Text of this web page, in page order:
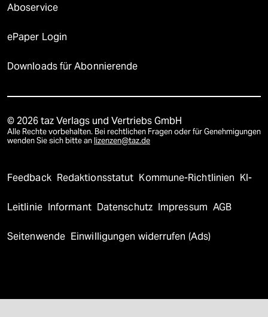
Aboservice
ePaper Login
Downloads für Abonnierende
© 2026 taz Verlags und Vertriebs GmbH
Alle Rechte vorbehalten. Bei rechtlichen Fragen oder für Genehmigungen
wenden Sie sich bitte an lizenzen@taz.de
Feedback Redaktionsstatut Kommune-Richtlinien KI-
Leitlinie Informant Datenschutz Impressum AGB
Seitenwende Einwilligungen widerrufen (Ads)